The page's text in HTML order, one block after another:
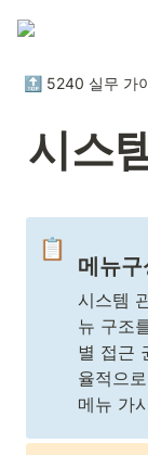
🔝 5240 실무 가
시스
📋
메뉴구
시스템
뉴 구조
별 접근
율적으
메뉴 가